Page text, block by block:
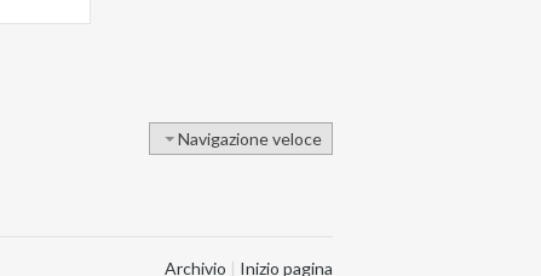
Navigazione veloce
Archivio | Inizio pagina